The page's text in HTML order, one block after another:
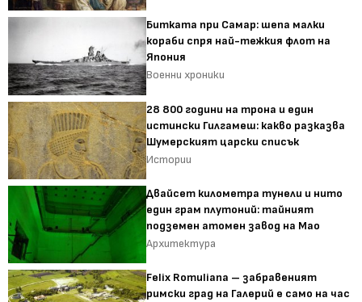
Битката при Самар: шепа малки
кораби спря най-тежкия флот на
Япония
Военни хроники
28 800 години на трона и един
истински Гилгамеш: какво разказва
Шумерският царски списък
Истории
Двайсет километра тунели и нито
един грам плутоний: тайният
подземен атомен завод на Мао
Архитектура
Felix Romuliana – забравеният
римски град на Галерий е само на час